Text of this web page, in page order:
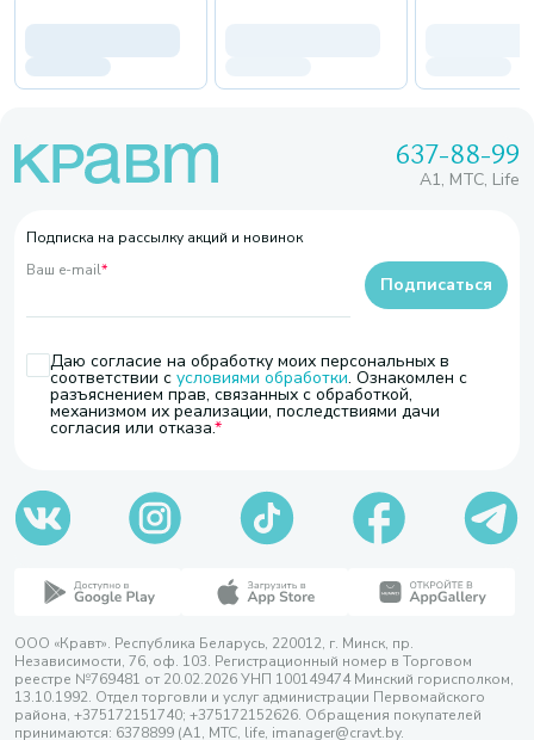
637-88-99
A1, МТС, Life
Подписка на рассылку акций и новинок
Ваш e-mail*
Даю согласие на обработку моих персональных в
соответствии с условиями обработки. Ознакомлен с
разъяснением прав, связанных с обработкой,
механизмом их реализации, последствиями дачи
согласия или отказа.
Подписаться
ООО «Кравт». Республика Беларусь, 220012, г. Минск, пр.
Независимости, 76, оф. 103. Регистрационный номер в Торговом
реестре №769481 от 20.02.2026 УНП 100149474 Минский горисполком,
13.10.1992. Отдел торговли и услуг администрации Первомайского
района, +375172151740; +375172152626. Обращения покупателей
принимаются: 6378899 (А1, МТС, life, imanager@cravt.by.